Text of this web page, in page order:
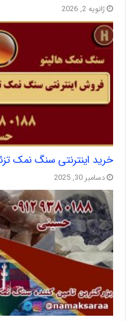
ژانویه 2, 2026
خرید اینترنتی سنگ نمک
دسامبر 30, 2025